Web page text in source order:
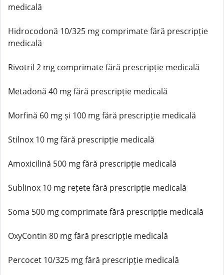
medicală
Hidrocodonă 10/325 mg comprimate fără prescripție
medicală
Rivotril 2 mg comprimate fără prescripție medicală
Metadonă 40 mg fără prescripție medicală
Morfină 60 mg și 100 mg fără prescripție medicală
Stilnox 10 mg fără prescripție medicală
Amoxicilină 500 mg fără prescripție medicală
Sublinox 10 mg rețete fără prescripție medicală
Soma 500 mg comprimate fără prescripție medicală
OxyContin 80 mg fără prescripție medicală
Percocet 10/325 mg fără prescripție medicală